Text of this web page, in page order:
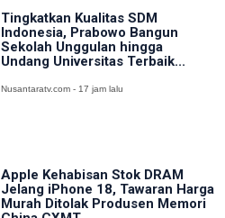
Tingkatkan Kualitas SDM
Indonesia, Prabowo Bangun
Sekolah Unggulan hingga
Undang Universitas Terbaik...
Nusantaratv.com - 17 jam lalu
Apple Kehabisan Stok DRAM
Jelang iPhone 18, Tawaran Harga
Murah Ditolak Produsen Memori